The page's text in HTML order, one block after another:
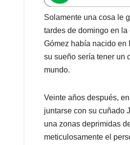
s
A
p
p
b
o
o
k
e
d
I
n
l
Solamente una cosa le
tardes de domingo en
Gómez había nacido en
su sueño sería tener un
mundo.
Veinte años después,
juntarse con su cuñado
una zonas deprimidas
meticulosamente el